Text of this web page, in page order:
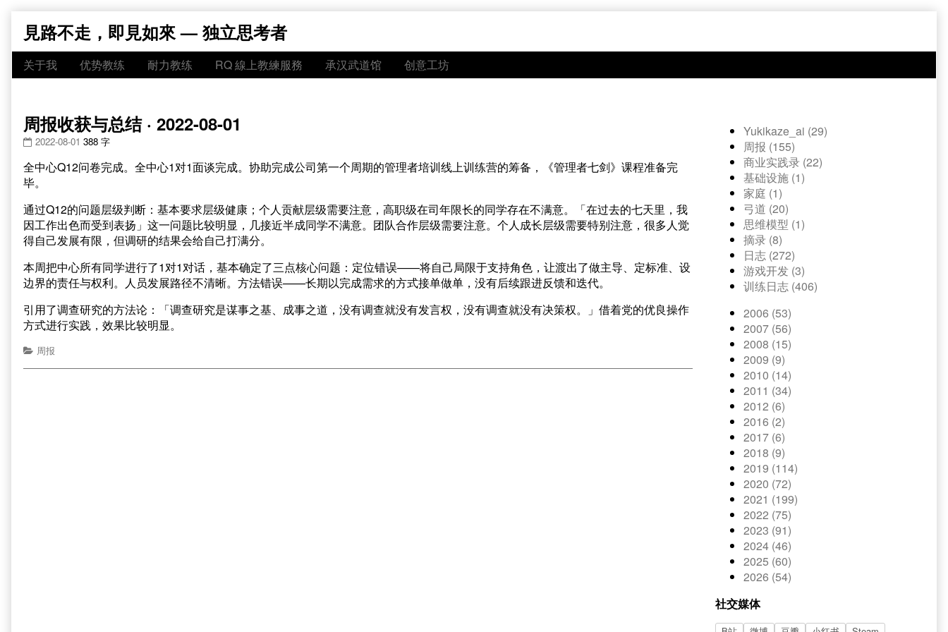
content
見路不走，即見如來 — 独立思考者
关于我 优势教练 耐力教练 RQ 線上教練服務 承汉武道馆 创意工坊
周报收获与总结 · 2022-08-01
2022-08-01 388 字
全中心Q12问卷完成。全中心1对1面谈完成。协助完成公司第一个周期的管理者培训线上训练营的筹备，《管理者七剑》课程准备完
毕。
通过Q12的问题层级判断：基本要求层级健康；个人贡献层级需要注意，高职级在司年限长的同学存在不满意。「在过去的七天里，我
因工作出色而受到表扬」这一问题比较明显，几接近半成同学不满意。团队合作层级需要注意。个人成长层级需要特别注意，很多人觉
得自己发展有限，但调研的结果会给自己打满分。
本周把中心所有同学进行了1对1对话，基本确定了三点核心问题：定位错误——将自己局限于支持角色，让渡出了做主导、定标准、设
边界的责任与权利。人员发展路径不清晰。方法错误——长期以完成需求的方式接单做单，没有后续跟进反馈和迭代。
引用了调查研究的方法论：「调查研究是谋事之基、成事之道，没有调查就没有发言权，没有调查就没有决策权。」借着党的优良操作
方式进行实践，效果比较明显。
周报
Yukikaze_ai (29)
周报 (155)
商业实践录 (22)
基础设施 (1)
家庭 (1)
弓道 (20)
思维模型 (1)
摘录 (8)
日志 (272)
游戏开发 (3)
训练日志 (406)
2006 (53)
2007 (56)
2008 (15)
2009 (9)
2010 (14)
2011 (34)
2012 (6)
2016 (2)
2017 (6)
2018 (9)
2019 (114)
2020 (72)
2021 (199)
2022 (75)
2023 (91)
2024 (46)
2025 (60)
2026 (54)
社交媒体